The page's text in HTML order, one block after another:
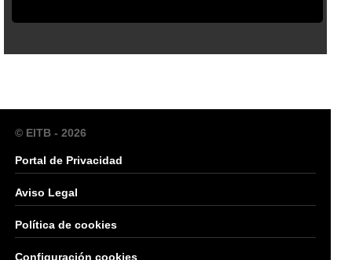
© EITB - 2026
Portal de Privacidad
Aviso Legal
Política de cookies
Configuración cookies